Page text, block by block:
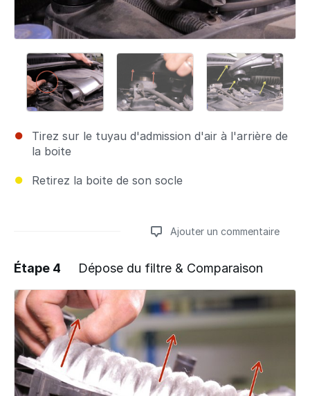
Tirez sur le tuyau d'admission d'air à l'arrière de
la boite
Retirez la boite de son socle
Ajouter un commentaire
Ajouter un commentaire
Étape 4 Dépose du filtre & Comparaison